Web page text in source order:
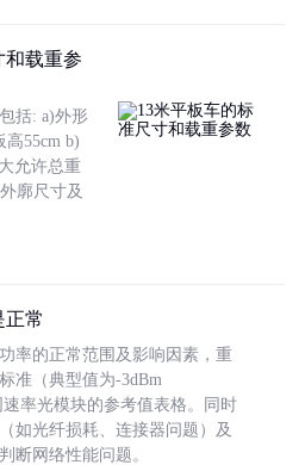
和载重参
括: a)外形
高55cm b)
允许总重
廓尺寸及
正常
率的正常范围及影响因素，重
准（典型值为-3dBm
率光模块的参考值表格。同时
如光纤损耗、连接器问题）及
断网络性能问题。